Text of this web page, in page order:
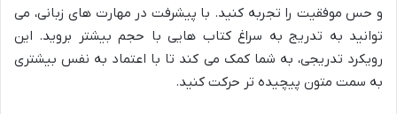
و حس موفقیت را تجربه کنید. با پیشرفت در مهارت های زبانی، می
توانید به تدریج به سراغ کتاب هایی با حجم بیشتر بروید. این
رویکرد تدریجی، به شما کمک می کند تا با اعتماد به نفس بیشتری
به سمت متون پیچیده تر حرکت کنید.